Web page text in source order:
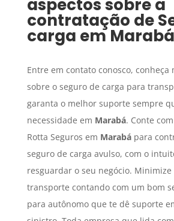
aspectos sobre a
contratação de
carga emMarabá
Entre em contato conosco, conheça
sobre o seguro de carga para
garanta o melhor suporte sempre
necessidade em Marabá. Conte
Rotta Seguros em Marabápara
seguro de carga avulso, com o
resguardar o seu negócio. Minimize
transporte contando com um bom
para autônomo que te dê suporte